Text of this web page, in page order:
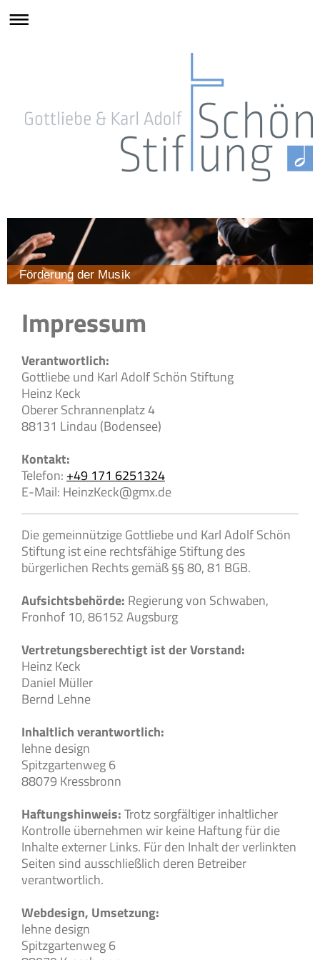
Förderung der Musik
Impressum
Verantwortlich:
Gottliebe und Karl Adolf Schön Stiftung
HeinzKeck
Oberer Schrannenplatz4
88131 Lindau (Bodensee)
Kontakt:
Telefon: +49 171 6251324
E-Mail: HeinzKeck@gmx.de
Die gemeinnützige Gottliebe und Karl Adolf Schön
Stiftung ist eine rechtsfähige Stiftung des
bürgerlichen Rechts gemäß §§ 80, 81 BGB.
Aufsichtsbehörde: Regierung von Schwaben,
Fronhof 10, 86152 Augsburg
Vertretungsberechtigt ist der Vorstand:
Heinz Keck
Daniel Müller
Bernd Lehne
Inhaltlich verantwortlich:
lehne design
Spitzgartenweg 6
88079 Kressbronn
Haftungshinweis:Trotz sorgfältiger inhaltlicher
Kontrolle übernehmen wir keine Haftung für die
Inhalte externer Links. Für den Inhalt der verlinkten
Seiten sind ausschließlich deren Betreiber
verantwortlich.
Webdesign, Umsetzung:
lehne design
Spitzgartenweg 6